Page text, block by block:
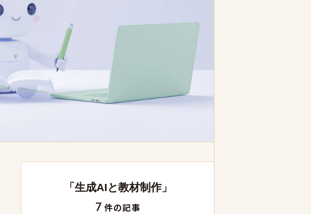
「生成AIと教材制作」
7件の記事